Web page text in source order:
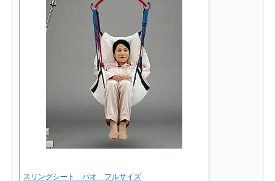
スリングシート パオ フルサイズ